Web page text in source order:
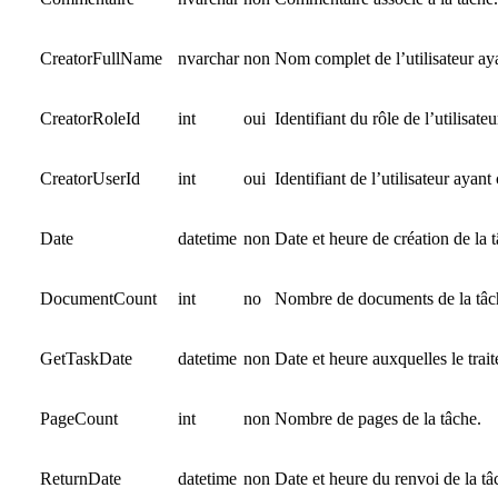
CreatorFullName nvarchar non Nom complet de l’utilisateur
CreatorRoleId int oui Identifiant du rôle de
CreatorUserId int oui Identifiant de l’utilisateur ayant
Date datetime non Date et heure de création de la
DocumentCount int no Nombre de documents de la
GetTaskDate datetime non Date et heure auxquelles le
PageCount int non Nombre de pages de la tâche.
ReturnDate datetime non Date et heure du renvoi de la